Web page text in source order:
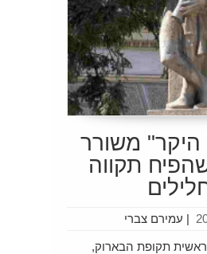
היקר" משורר
תקווה
עמירם צברי |
תקופת הבארוק,